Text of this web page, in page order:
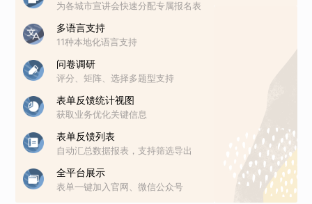
为各城市宣讲会快速分配专属报名表
多语言支持
11种本地化语言支持
问卷调研
评分、矩阵、选择多题型支持
表单反馈统计视图
获取业务优化关键信息
表单反馈列表
自动汇总数据报表，支持筛选导出
全平台展示
表单一键加入官网、微信公众号